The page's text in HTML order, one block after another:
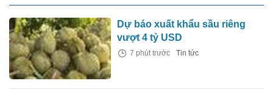
Dự báo xuất khẩu sầu riêng
vượt 4 tỷ USD
7 phút trước Tin tức